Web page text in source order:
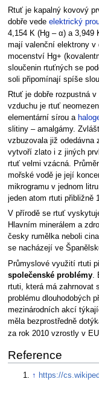
Rtuť je kapalný kovový
dobře vede elektrický
4,154 K (Hg – α) a 3,949
mají valenční elektrony v
mocenství Hg+
sloučenin rtuťných se
soli připomínají spíše
Rtuť je dobře rozpustná
vzduchu je rtuť
elementární sírou a
slitiny – amalgámy.
vzbuzovala již odedávna
vytvoří zlato i z jiných
rtuť velmi vzácná.
mořské vodě je její
mikrogramu v jednom
jeden atom rtuti přibližně
V přírodě se rtuť
Hlavním minerálem a
česky rumělka neboli
se nacházejí ve
Průmyslové využití rtuti
společenské problémy.
rtuti, která má zahrnovat
problému dlouhodobých
mezinárodních akcí
měla bezprostředně
za rok 2010 vzrostly v
Reference
↑ https://